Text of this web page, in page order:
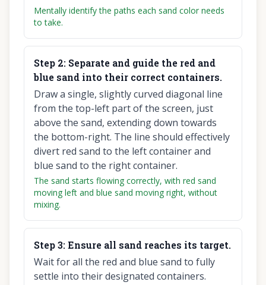
Mentally identify the paths each sand color needs
to take.
Step 2: Separate and guide the red and
blue sand into their correct containers.
Draw a single, slightly curved diagonal line
from the top-left part of the screen, just
above the sand, extending down towards
the bottom-right. The line should effectively
divert red sand to the left container and
blue sand to the right container.
The sand starts flowing correctly, with red sand
moving left and blue sand moving right, without
mixing.
Step3:Ensure all sand reaches its target.
Wait for all the red and blue sand to fully
settle into their designated containers.